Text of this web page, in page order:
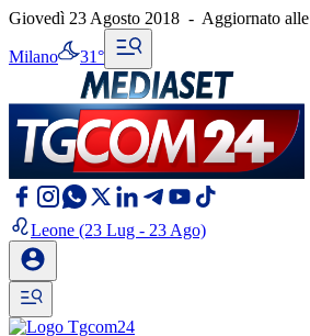
Giovedì 23 Agosto 2018 - Aggiornato alle
Milano 31°
Leone (23 Lug - 23 Ago)